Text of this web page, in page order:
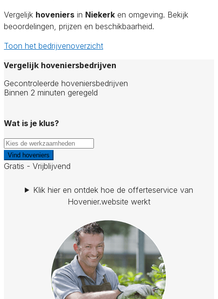
Vergelijk hoveniers in Niekerk en omgeving. Bekijk
beoordelingen, prijzen en beschikbaarheid.
Toon het bedrijvenoverzicht
Vergelijk hoveniersbedrijven
Gecontroleerde hoveniersbedrijven
Binnen 2 minuten geregeld
Wat is je klus?
Vind hoveniers
Gratis - Vrijblijvend
Klik hier en ontdek hoe de offerteservice van
Hovenier.website werkt